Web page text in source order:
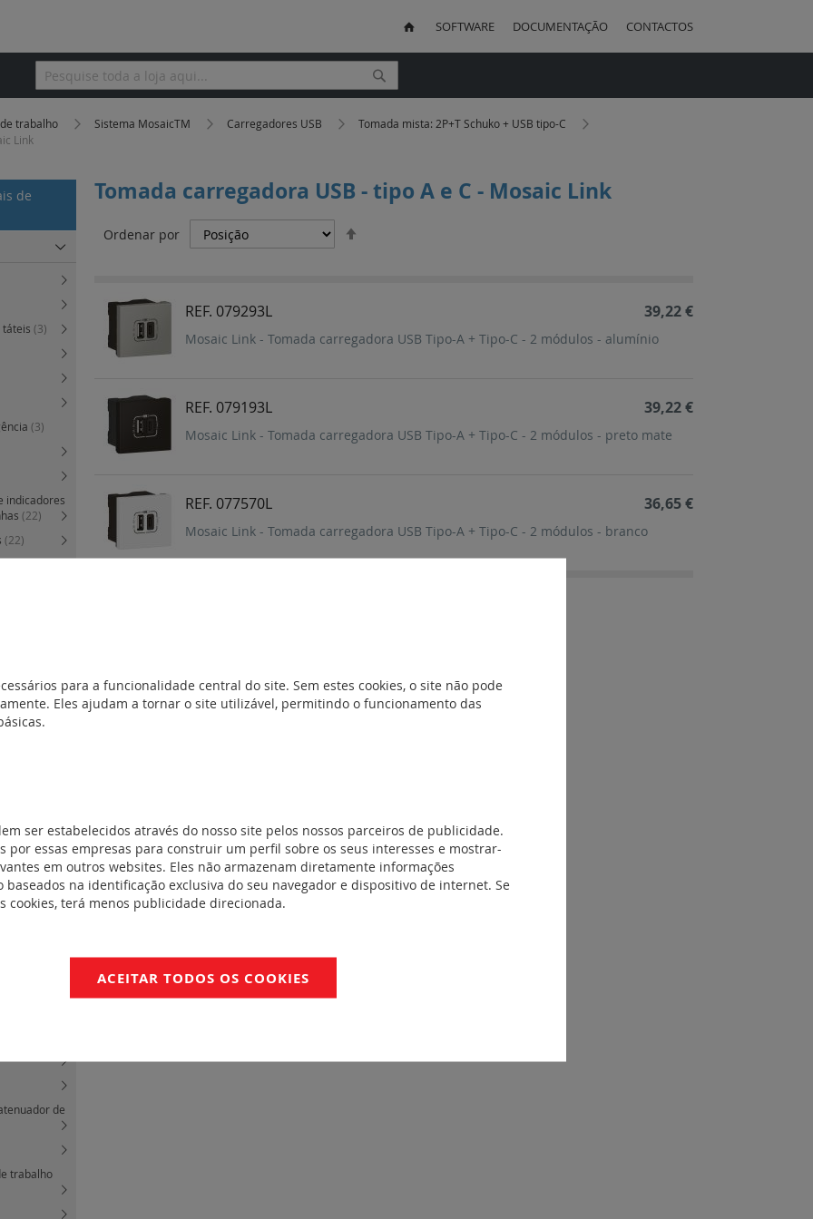
SOFTWARE DOCUMENTAÇÃO CONTACTOS
Pesquisa Pesquisa
trabalho Sistema MosaicTM Carregadores USB
Tomada mista: 2P+T Schuko + USB tipo-C
Link
Tomada carregadora USB - tipo A e C - Mosaic Link
Ordenar por
REF. 079293L
Mosaic Link - Tomada carregadora USB Tipo-A + Tipo-C - 2 módulos - alumínio
39,22 €
REF. 079193L
Mosaic Link - Tomada carregadora USB Tipo-A + Tipo-C - 2 módulos - preto mate
39,22 €
REF. 077570L
Mosaic Link - Tomada carregadora USB Tipo-A + Tipo-C - 2 módulos - branco
36,65 €
de
táteis (3)
(3)
indicadores
(22)
(22)
mA versão
C
A e C -
de
trabalho
para a funcionalidade central do site. Sem estes cookies, o site não pode
Eles ajudam a tornar o site utilizável, permitindo o funcionamento das
ser estabelecidos através do nosso site pelos nossos parceiros de publicidade.
por essas empresas para construir um perfil sobre os seus interesses e mostrar-
em outros websites. Eles não armazenam diretamente informações
baseados na identificação exclusiva do seu navegador e dispositivo de internet. Se
cookies, terá menos publicidade direcionada.
ACEITAR TODOS OS COOKIES